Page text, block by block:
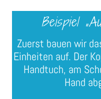
Beispiel
Zuerst bauen wir
Einheiten auf. Der
Handtuch, am
Hand